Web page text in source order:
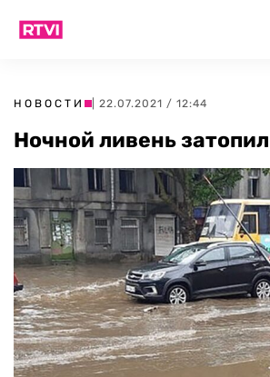
НОВОСТИ | 22.07.2021 / 12:44
Ночной ливень